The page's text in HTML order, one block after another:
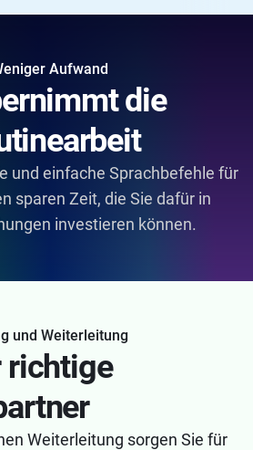
Aufwand
die
und einfache Sprachbefehle für
sparen Zeit, die Sie dafür in
investieren können.
und Weiterleitung
richtige
Weiterleitung sorgen Sie für